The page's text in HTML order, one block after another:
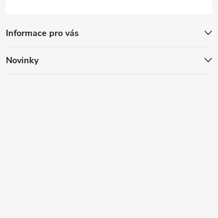
Informace pro vás
Novinky